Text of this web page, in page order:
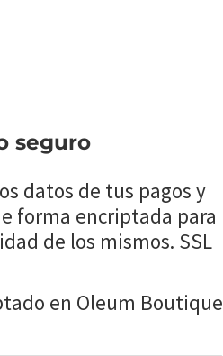
seguro
datos de tus pagos y
forma encriptada para
de los mismos. SSL